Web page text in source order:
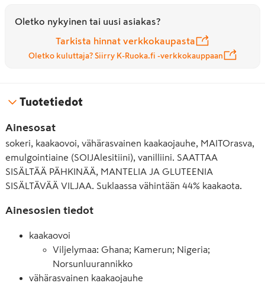
Oletko nykyinen tai uusi asiakas?
Tarkista hinnat verkkokaupasta
Oletko kuluttaja? Siirry K-Ruoka.fi -verkkokauppaan
Tuotetiedot
Ainesosat
sokeri, kaakaovoi, vähärasvainen kaakaojauhe, MAITOrasva,
emulgointiaine (SOIJAlesitiini), vanilliini. SAATTAA
SISÄLTÄÄ PÄHKINÄÄ, MANTELIA JA GLUTEENIA
SISÄLTÄVÄÄ VILJAA. Suklaassa vähintään 44% kaakaota.
Ainesosien tiedot
kaakaovoi
Viljelymaa: Ghana; Kamerun; Nigeria;
Norsunluurannikko
vähärasvainen kaakaojauhe